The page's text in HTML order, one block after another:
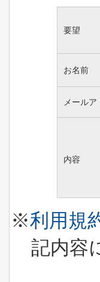
要望
お名前
メールア
内容
※利用規
記内容